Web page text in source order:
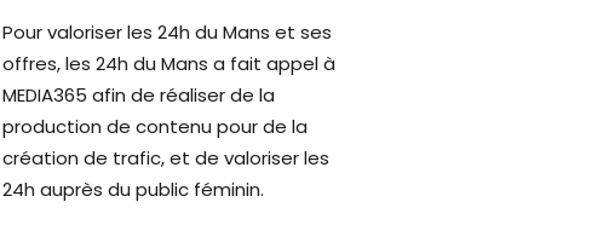
Pour valoriser les 24h du Mans et ses
offres, les 24h du Mans a fait appel à
MEDIA365 afin de réaliser de la
production de contenu pour de la
création de trafic, et de valoriser les
24h auprès du public féminin.